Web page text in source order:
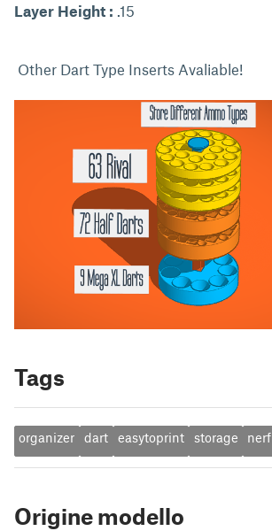
Layer Height : .15
Other Dart Type Inserts Avaliable!
Tags
organizer dart easytoprint storage nerf
Origine modello